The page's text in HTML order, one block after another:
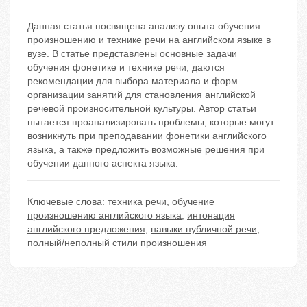
Данная статья посвящена анализу опыта обучения
произношению и технике речи на английском языке в
вузе. В статье представлены основные задачи
обучения фонетике и технике речи, даются
рекомендации для выбора материала и форм
организации занятий для становления английской
речевой произносительной культуры. Автор статьи
пытается проанализировать проблемы, которые могут
возникнуть при преподавании фонетики английского
языка, а также предложить возможные решения при
обучении данного аспекта языка.
Ключевые слова: техника речи, обучение
произношению английского языка, интонация
английского предложения, навыки публичной речи,
полный/неполный стили произношения